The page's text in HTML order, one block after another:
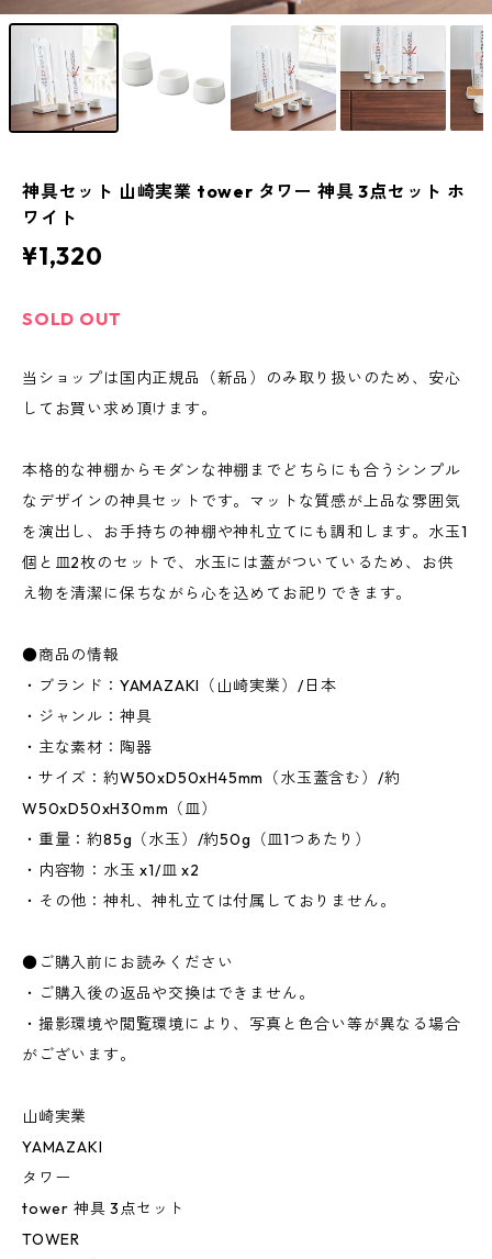
神具セット 山崎実業 tower タワー 神具 3点セット ホ
ワイト
¥1,320
SOLD OUT
当ショップは国内正規品（新品）のみ取り扱いのため、安心
してお買い求め頂けます。
本格的な神棚からモダンな神棚までどちらにも合うシンプル
なデザインの神具セットです。マットな質感が上品な雰囲気
を演出し、お手持ちの神棚や神札立てにも調和します。水玉1
個と皿2枚のセットで、水玉には蓋がついているため、お供
え物を清潔に保ちながら心を込めてお祀りできます。
●商品の情報
・ブランド：YAMAZAKI（山崎実業）/日本
・ジャンル：神具
・主な素材：陶器
・サイズ：約W50xD50xH45mm（水玉蓋含む）/約
W50xD50xH30mm（皿）
・重量：約85g（水玉）/約50g（皿1つあたり）
・内容物：水玉 x1/皿 x2
・その他：神札、神札立ては付属しておりません。
●ご購入前にお読みください
・ご購入後の返品や交換はできません。
・撮影環境や閲覧環境により、写真と色合い等が異なる場合
がございます。
山崎実業
YAMAZAKI
タワー
tower 神具 3点セット
TOWER